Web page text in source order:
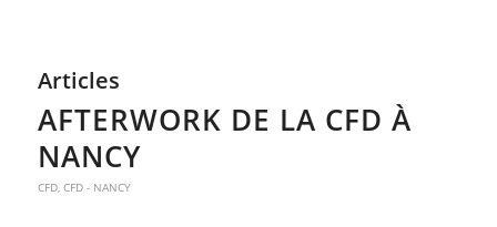
Articles
AFTERWORK DE LA CFD À
NANCY
CFD, CFD - NANCY